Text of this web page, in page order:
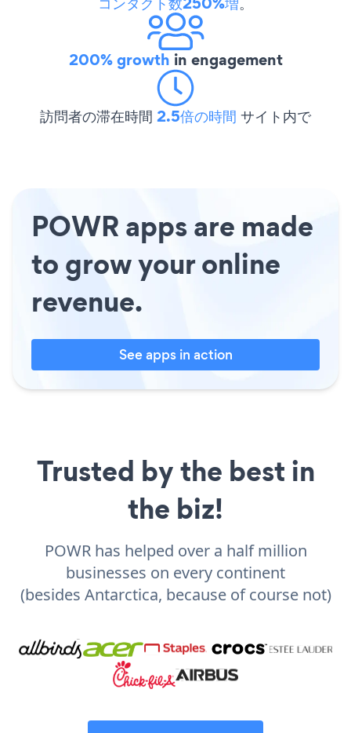
200% growth in engagement
訪問者の滞在時間 2.5倍の時間 サイト内で
POWR apps are made
to grow your online
revenue.
See apps in action
Trusted by the best in
the biz!
POWR has helped over a half million
businesses on every continent
(besides Antarctica, because of course not)